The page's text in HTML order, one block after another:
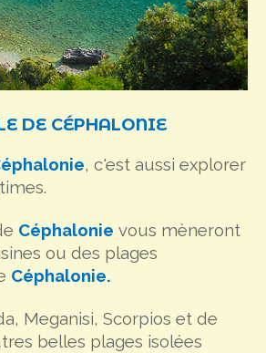
DE CÉPHALONIE
, c'est aussi explorer
Céphalonie vous mèneront
ou des plages
Céphalonie.
Meganisi, Scorpios et de
belles plages isolées